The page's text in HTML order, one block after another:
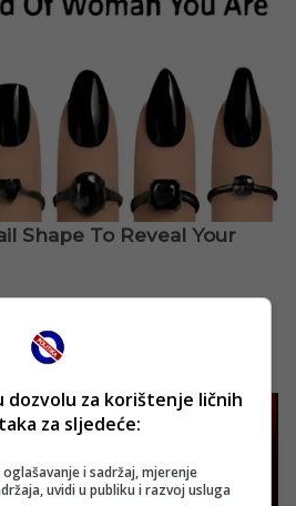
dozvolu za korištenje ličnih
za sljedeće:
i sadržaj, mjerenje
uvidi u publiku i razvoj usluga